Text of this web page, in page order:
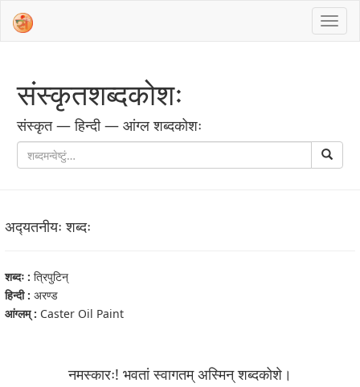
संस्‍कृतशब्‍दकोशः
संस्‍कृत — हिन्दी — आंग्ल शब्‍दकोशः
अद्‍यतनीयः शब्‍दः
शब्‍दः : त्रिपुटिन्
हिन्दी : अरण्ड
आंग्‍लम् : Caster Oil Paint
नमस्कारः! भवतां स्वागतम् अस्मिन् शब्‍दकोशे।